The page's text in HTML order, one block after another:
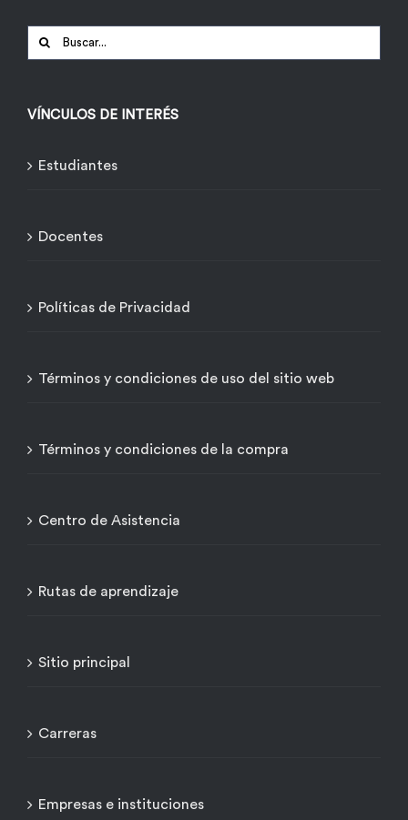
Buscar:
VÍNCULOS DE INTERÉS
Estudiantes
Docentes
Políticas de Privacidad
Términos y condiciones de uso del sitio web
Términos y condiciones de la compra
Centro de Asistencia
Rutas de aprendizaje
Sitio principal
Carreras
Empresas e instituciones